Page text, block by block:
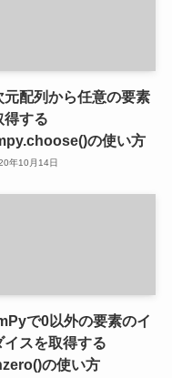
元配列から任意の要素
得する
の使い方
年10月14日
で0以外の要素のイ
イスを取得する
の使い方